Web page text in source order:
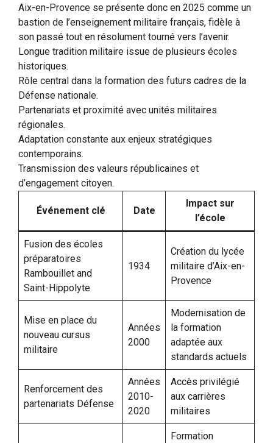
Aix-en-Provence se présente donc en 2025 comme un
bastion de l’enseignement militaire français, fidèle à
son passé tout en résolument tourné vers l’avenir.
Longue tradition militaire issue de plusieurs écoles
historiques.
Rôle central dans la formation des futurs cadres de la
Défense nationale.
Partenariats et proximité avec unités militaires
régionales.
Adaptation constante aux enjeux stratégiques
contemporains.
Transmission des valeurs républicaines et
d’engagement citoyen.
Événement clé Date
Impact sur
l’école
Fusion des écoles
préparatoires
Rambouillet and
Saint-Hippolyte
1934
Création du lycée
militaire d’Aix-en-
Provence
Mise en place du
nouveau cursus
militaire
Années
2000
Modernisation de
la formation
adaptée aux
standards actuels
Renforcement des
partenariats Défense
Années
2010-
2020
Accès privilégié
aux carrières
militaires
Formation